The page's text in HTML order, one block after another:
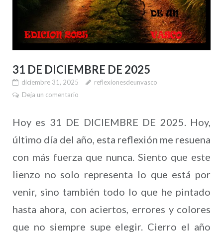
31 DE DICIEMBRE DE 2025
diciembre 31, 2025
reflexionesdeunvasco
Deja un comentario
Hoy es 31 DE DICIEMBRE DE 2025. Hoy,
último día del año, esta reflexión me resuena
con más fuerza que nunca. Siento que este
lienzo no solo representa lo que está por
venir, sino también todo lo que he pintado
hasta ahora, con aciertos, errores y colores
que no siempre supe elegir. Cierro el año